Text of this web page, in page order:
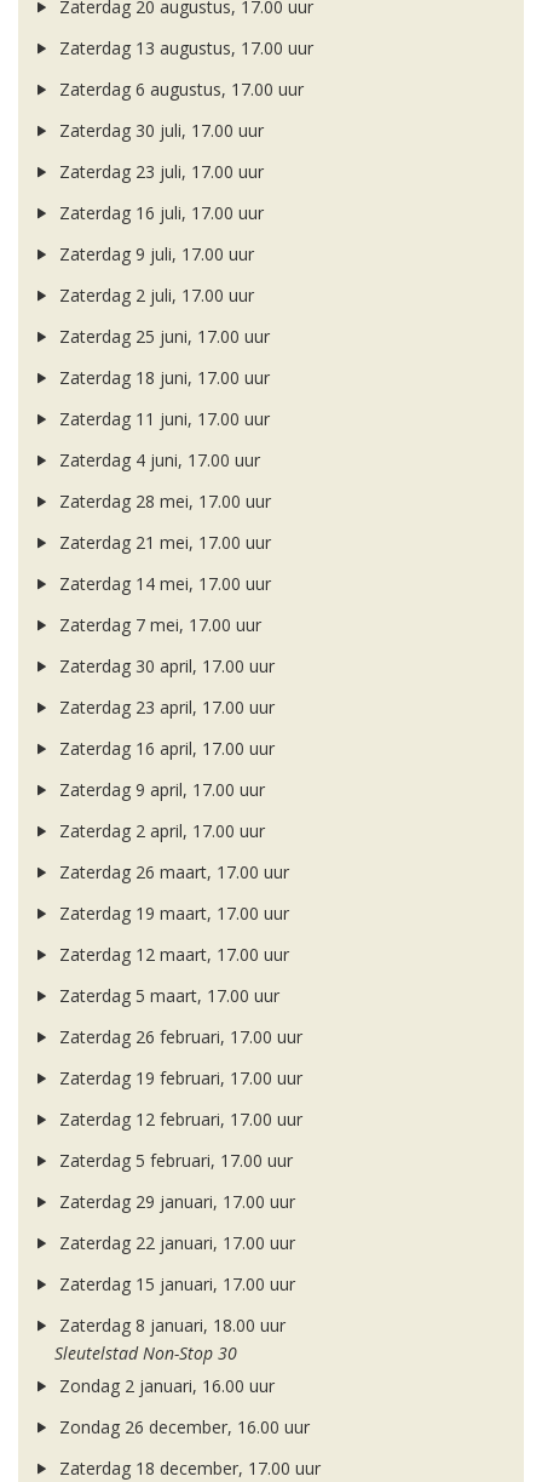
Zaterdag 20 augustus, 17.00 uur
Zaterdag 13 augustus, 17.00 uur
Zaterdag 6 augustus, 17.00 uur
Zaterdag 30 juli, 17.00 uur
Zaterdag 23 juli, 17.00 uur
Zaterdag 16 juli, 17.00 uur
Zaterdag 9 juli, 17.00 uur
Zaterdag 2 juli, 17.00 uur
Zaterdag 25 juni, 17.00 uur
Zaterdag 18 juni, 17.00 uur
Zaterdag 11 juni, 17.00 uur
Zaterdag 4 juni, 17.00 uur
Zaterdag 28 mei, 17.00 uur
Zaterdag 21 mei, 17.00 uur
Zaterdag 14 mei, 17.00 uur
Zaterdag 7 mei, 17.00 uur
Zaterdag 30 april, 17.00 uur
Zaterdag 23 april, 17.00 uur
Zaterdag 16 april, 17.00 uur
Zaterdag 9 april, 17.00 uur
Zaterdag 2 april, 17.00 uur
Zaterdag 26 maart, 17.00 uur
Zaterdag 19 maart, 17.00 uur
Zaterdag 12 maart, 17.00 uur
Zaterdag 5 maart, 17.00 uur
Zaterdag 26 februari, 17.00 uur
Zaterdag 19 februari, 17.00 uur
Zaterdag 12 februari, 17.00 uur
Zaterdag 5 februari, 17.00 uur
Zaterdag 29 januari, 17.00 uur
Zaterdag 22 januari, 17.00 uur
Zaterdag 15 januari, 17.00 uur
Zaterdag 8 januari, 18.00 uur
Sleutelstad Non-Stop 30
Zondag 2 januari, 16.00 uur
Zondag 26 december, 16.00 uur
Zaterdag 18 december, 17.00 uur